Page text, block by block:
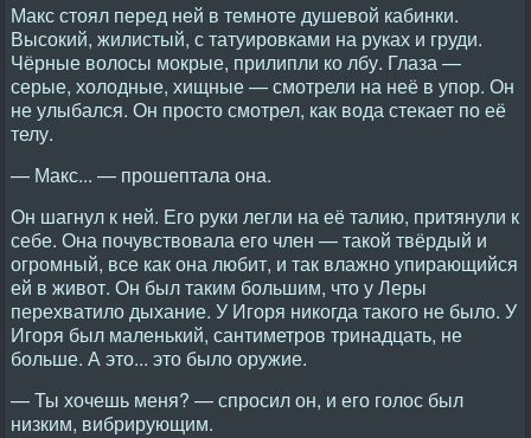
Макс стоял перед ней в темноте душевой кабинки.
Высокий, жилистый, с татуировками на руках и груди.
Чёрные волосы мокрые, прилипли ко лбу. Глаза —
серые, холодные, хищные — смотрели на неё в упор. Он
не улыбался. Он просто смотрел, как вода стекает по её
телу.
— Макс... — прошептала она.
Он шагнул к ней. Его руки легли на её талию, притянули к
себе. Она почувствовала его член — такой твёрдый и
огромный, все как она любит, и так влажно упирающийся
ей в живот. Он был таким большим, что у Леры
перехватило дыхание. У Игоря никогда такого не было. У
Игоря был маленький, сантиметров тринадцать, не
больше. А это... это было оружие.
— Ты хочешь меня? — спросил он, и его голос был
низким, вибрирующим.